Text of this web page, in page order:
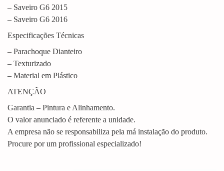
– Saveiro G6 2015
– Saveiro G6 2016
Especificações Técnicas
– Parachoque Dianteiro
– Texturizado
– Material em Plástico
ATENÇÃO
Garantia – Pintura e Alinhamento.
O valor anunciado é referente a unidade.
A empresa não se responsabiliza pela má instalação do produto.
Procure por um profissional especializado!